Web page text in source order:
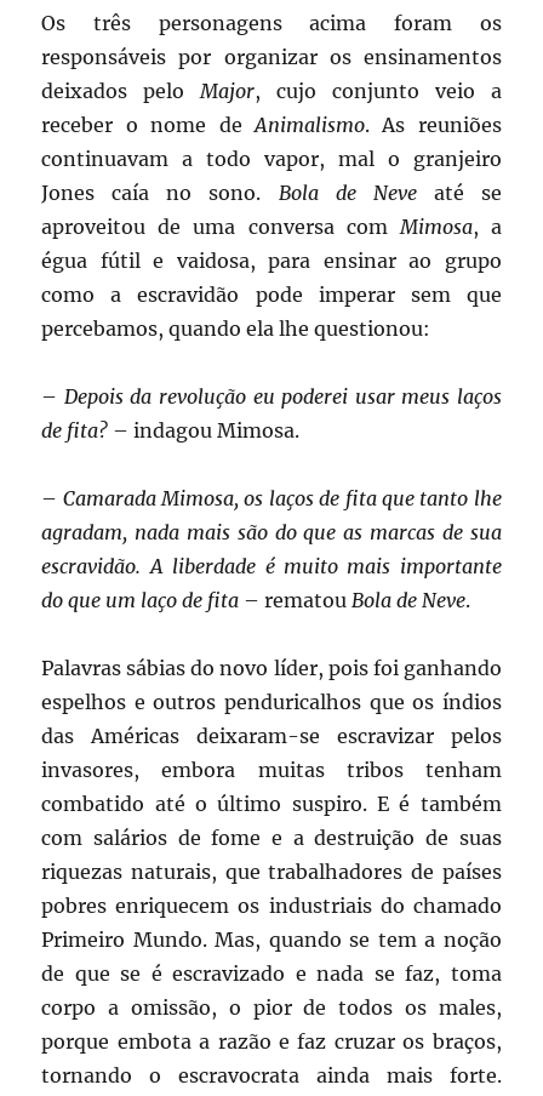
Os três personagens acima foram os
responsáveis por organizar os ensinamentos
deixados peloMajor, cujo conjunto veio a
receber o nome deAnimalismo. As reuniões
continuavam a todo vapor, mal o granjeiro
Jones caía no sono. Bola de Neveaté se
aproveitou de uma conversa comMimosa, a
égua fútil e vaidosa, para ensinar ao grupo
como a escravidão pode imperar sem que
percebamos, quando ela lhe questionou:
– Depois da revolução eu poderei usar meus laços
de fita? – indagou Mimosa.
– Camarada Mimosa, os laços de fita que tanto lhe
agradam, nada mais são do que as marcas de sua
escravidão. A liberdade é muito mais importante
do que um laço de fita – rematouBola de Neve.
Palavras sábias do novo líder, pois foi ganhando
espelhos e outros penduricalhos que os índios
das Américas deixaram-se escravizar pelos
invasores, embora muitas tribos tenham
combatido até o último suspiro. E é também
com salários de fome e a destruição de suas
riquezas naturais, que trabalhadores de países
pobres enriquecem os industriais do chamado
Primeiro Mundo. Mas, quando se tem a noção
de que se é escravizado e nada se faz, toma
corpo a omissão, o pior de todos os males,
porque embota a razão e faz cruzar os braços,
tornando o escravocrata ainda mais forte.